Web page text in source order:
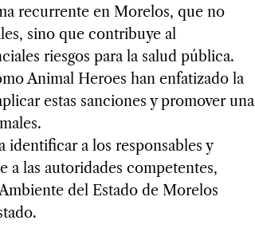
recurrente en Morelos, que no
sino que contribuye al
riesgos para la salud pública.
Animal Heroes han enfatizado la
estas sanciones y promover una
identificar a los responsables y
las autoridades competentes,
del Estado de Morelos